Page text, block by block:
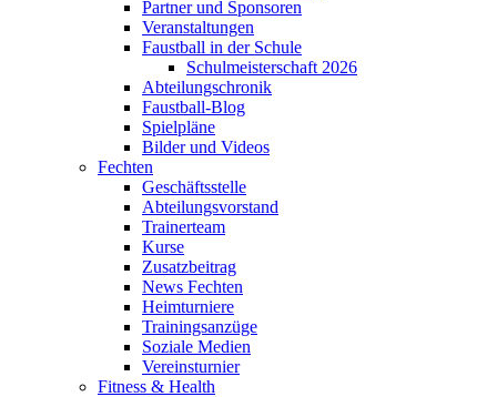
Partner und Sponsoren
Veranstaltungen
Faustball in der Schule
Schulmeisterschaft 2026
Abteilungschronik
Faustball-Blog
Spielpläne
Bilder und Videos
Fechten
Geschäftsstelle
Abteilungsvorstand
Trainerteam
Kurse
Zusatzbeitrag
News Fechten
Heimturniere
Trainingsanzüge
Soziale Medien
Vereinsturnier
Fitness & Health